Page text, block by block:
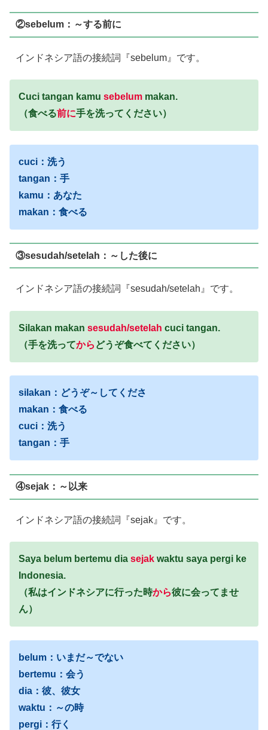
②sebelum：～する前に
インドネシア語の接続詞『sebelum』です。
Cuci tangan kamu sebelum makan.
（食べる前に手を洗ってください）
cuci：洗う
tangan：手
kamu：あなた
makan：食べる
③sesudah/setelah：～した後に
インドネシア語の接続詞『sesudah/setelah』です。
Silakan makan sesudah/setelah cuci tangan.
（手を洗ってから どうぞ食べてください）
silakan：どうぞ～してくださ
makan：食べる
cuci：洗う
tangan：手
④sejak：～以来
インドネシア語の接続詞『sejak』です。
Saya belum bertemu dia sejak waktu saya pergi ke
Indonesia.
（私はインドネシアに行った時から彼に会ってませ
ん）
belum：いまだ～でない
bertemu：会う
dia：彼、彼女
waktu：～の時
pergi：行く